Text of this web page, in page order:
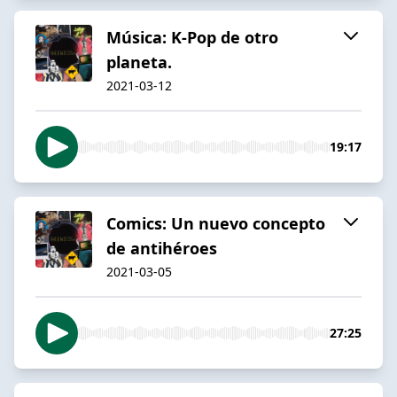
Música: K-Pop de otro
planeta.
2021-03-12
19:17
Comics: Un nuevo concepto
de antihéroes
2021-03-05
27:25